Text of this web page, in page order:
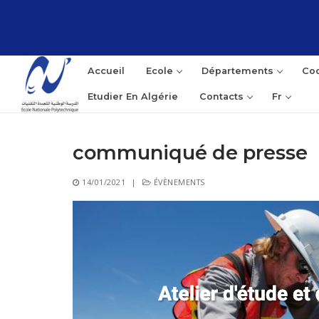
Accueil Ecole Départements
Etudier En Algérie Contacts Fr
:
communiqué de presse
14/01/2021 | ÉVÈNEMENTS